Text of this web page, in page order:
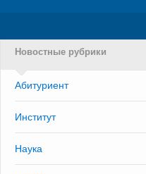
Новостные рубрики
Абитуриент
Институт
Наука